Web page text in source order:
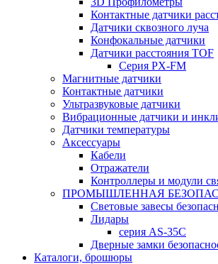
Контактные датчики
Датчики сквозного луча
Конфокальные датчики
Датчики расстояния TOF
Серия PX-FM
Магнитные датчики
Контактные датчики
Ультразвуковые датчики
Вибрационные датчики и
Датчики температуры
Аксессуары
Кабели
Отражатели
Контроллеры и модули
ПРОМЫШЛЕННАЯ
Световые завесы
Лидары
серия AS-35C
Дверные замки
Каталоги, брошюры